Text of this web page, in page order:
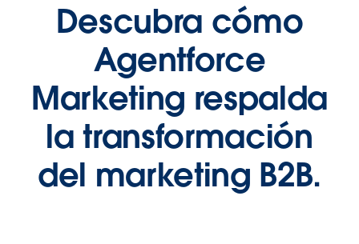
Descubra cómo
Agentforce
Marketing respalda
la transformación
del marketing B2B.